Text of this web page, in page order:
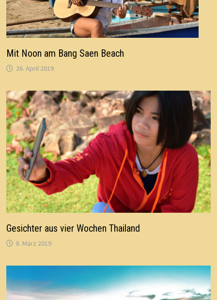
Mit Noon am Bang Saen Beach
26. April 2019
Gesichter aus vier Wochen Thailand
8. März 2019